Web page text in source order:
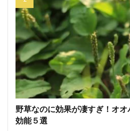
野草なのに効果が凄すぎ！オ
効能５選